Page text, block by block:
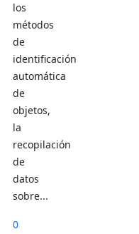
los
métodos
de
identificación
automática
de
objetos,
la
recopilación
de
datos
sobre...
0